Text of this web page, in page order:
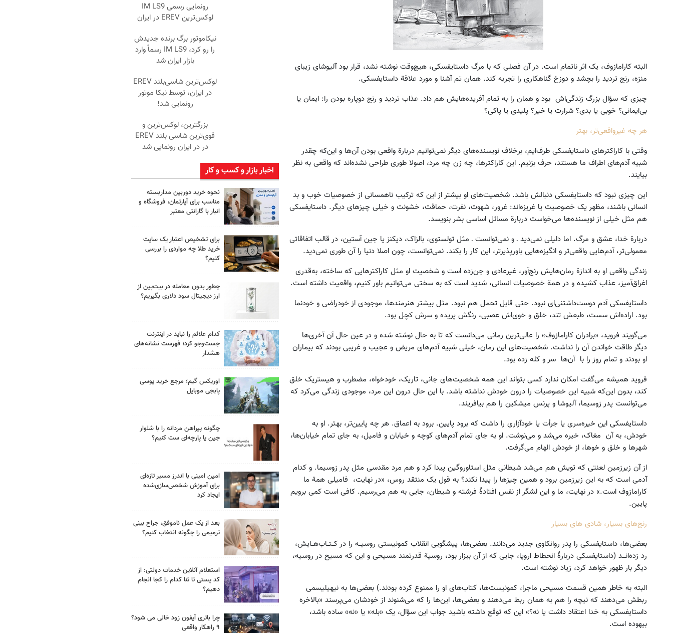
البته کارامازوف، یک اثر ناتمام است. در آن فصلی که با مرگ داستایفسکی، هیچ‌وقت نوشته نشد، قرار بود آلیوشای زیبای
منزه، رنج تردید را بچشد و دوزخ گناهکاری را تجربه کند. همان تم آشنا و مورد علاقة داستایفسکی.
چیزی که سؤال بزرگ زندگی‌اش بود و همان را به تمام آفریده‌هایش هم داد. عذاب تردید و رنج دوپاره بودن را: ایمان یا
بی‌ایمانی؟ خوبی یا بدی؟ شرارت یا خیر؟ پلیدی یا پاکی؟
هر چه غیرواقعی‌تر، بهتر
وقتی با کاراکترهای داستایفسکی طرف‌ایم، برخلاف نویسنده‌های دیگر نمی‌توانیم دربارة واقعی بودن آن‌ها و این‌که چقدر
شبیه آدم‌های اطراف ما هستند، حرف بزنیم. این کاراکترها، چه زن چه مرد، اصولا طوری طراحی نشده‌اند که واقعی به نظر
بیایند.
این چیزی نبود که داستایفسکی دنبالش باشد. شخصیت‌های او بیشتر از این که ترکیب ناهمسانی از خصوصیات خوب و بد
انسانی باشند، مظهر یک خصوصیت یا غریزه‌اند: غرور، شهوت، نفرت، حماقت، خشونت و خیلی چیزهای دیگر. داستایفسکی
هم مثل خیلی از نویسنده‌ها می‌خواست دربارة مسائل اساسی بشر بنویسد.
دربارة خدا، عشق و مرگ. اما دلیلی نمی‌دید ـ و نمی‌توانست ـ مثل تولستوی، بالزاک، دیکنز یا جین آستین، در قالب اتفاقاتی
معمولی‌تر، آدم‌هایی واقعی‌تر و انگیزه‌هایی باورپذیرتر، این کار را بکند. نمی‌توانست، چون اصلا دنیا را آن طوری نمی‌دید.
زندگی واقعی او به اندازة رمان‌هایش رنج‌آور، غیرعادی و جن‌زده است و شخصیت او مثل کاراکترهایی که ساخته، به‌قدری
اغراق‌آمیز، عذاب کشیده و در همة خصوصیات انسانی، شدید است که به سختی می‌توانیم باور کنیم، واقعیت داشته است.
داستایفسکی آدم دوست‌داشتنی‌ای نبود. حتی قابل تحمل هم نبود. مثل بیشتر هنرمندها، موجودی از خودراضی و خودنما
بود. اراده‌اش سست، طبعش تند، خلق و خوی‌اش عصبی، رنگش پریده و سرش کچل بود.
می‌گویند فروید، «برادران کارامازوف» را عالی‌ترین رمانی می‌دانست که تا به حال نوشته شده و در عین حال آن آخری‌ها
دیگر طاقت خواندن آن را نداشت. شخصیت‌های این رمان، خیلی شبیه آدم‌های مریض و عجیب و غریبی بودند که بیماران
او بودند و تمام روز را با آن‌ها سر و کله زده بود.
فروید همیشه می‌گفت امکان ندارد کسی بتواند این همه شخصیت‌های جانی، تاریک، خودخواه، مضطرب و هیستریک خلق
کند، بدون این‌که شبیه این خصوصیات را درون خودش نداشته باشد. با این حال درون این مرد، موجودی زندگی می‌کرد که
می‌توانست پدر زوسیما، آلیوشا و پرنس میشکین را هم بیافریند.
داستایفسکی این خیره‌سری یا جرأت یا خودآزاری را داشت که برود پایین. برود به اعماق. هر چه پایین‌تر، بهتر. او به
خودش، به آن مغاک، خیره می‌شد و می‌نوشت. او به جای تمام آدم‌های کوچه و خیابان و فامیل، به جای تمام خیابان‌ها،
شهرها و خلق و خوها، از خودش الهام می‌گرفت.
از آن زیرزمین لعنتی که تویش هم می‌شد شیطانی مثل استاوروگین پیدا کرد و هم مرد مقدسی مثل پدر زوسیما. و کدام
آدمی است که به این زیرزمین برود و همین چیزها را پیدا نکند؟ به قول یک منتقد روس، «در نهایت، فامیلی همة ما
کارامازوف است.» در نهایت، ما و این لشگر از نفس افتادۀ فرشته و شیطان، جایی به هم می‌رسیم. کافی است کمی برویم
پایین.
رنج‌های بسیار، شادی های بسیار
بعضی‌ها، داستایفسکی را پدر روانکاوی جدید می‌دانند. بعضی‌ها، پیشگویی انقلاب کمونیستی روسیــه را در کــتــاب‌هــایش،
رد زده‌انـــد (داستایفسکی دربارۀ انحطاط اروپا، جایی که از آن بیزار بود، روسیة قدرتمند مسیحی و این‌ که مسیح در روسیه،
دیگر بار ظهور خواهد کرد، زیاد نوشته است.
البته به خاطر همین قسمت مسیحی ماجرا، کمونیست‌ها، کتاب‌های او را ممنوع کرده بودند.) بعضی‌ها به نیهیلیسمی
ربطش می‌دهند که نیچه را هم به همان ربط می‌دهند و بعضی‌ها، این‌ها را که می‌شنوند از خودشان می‌پرسند «بالاخره
داستایفسکی به خدا اعتقاد داشت یا نه؟» این که توقع داشته باشید جواب این سؤال، یک «بله» یا «نه» ساده باشد،
بیهوده است.
رونمایی رسمی IM LS9
لوکس‌ترین EREV در ایران
نیکاموتور برگ برنده جدیدش
را رو کرد، IM LS9 رسماً وارد
بازار ایران شد
لوکس‌ترین شاسی‌بلند EREV
در ایران، توسط نیکا موتور
رونمایی شد!
بزرگترین، لوکس‌ترین و
قوی‌ترین شاسی بلند EREV
در در ایران رونمایی شد
اخبار بازار و کسب و کار
نحوه خرید دوربین مداربسته
مناسب برای آپارتمان، فروشگاه و
انبار با گارانتی معتبر
برای تشخیص اعتبار یک سایت
خرید طلا چه مواردی را بررسی
کنیم؟
چطور بدون معامله در بیت‌پین از
ارز دیجیتال سود دلاری بگیریم؟
کدام علائم را نباید در اینترنت
جست‌وجو کرد؛ فهرست نشانه‌های
هشدار
اوریکس گیم؛ مرجع خرید یوسی
پابجی موبایل
چگونه پیراهن مردانه را با شلوار
جین یا پارچه‌ای ست کنیم؟
امین امینی با اندرز مسیر تازه‌ای
برای آموزش شخصی‌سازی‌شده
ایجاد کرد
بعد از یک عمل ناموفق، جراح بینی
ترمیمی را چگونه انتخاب کنیم؟
استعلام آنلاین خدمات دولتی: از
کد پستی تا ثنا کدام را کجا انجام
دهیم؟
چرا باتری آیفون زود خالی می شود؟
۹ راهکار واقعی